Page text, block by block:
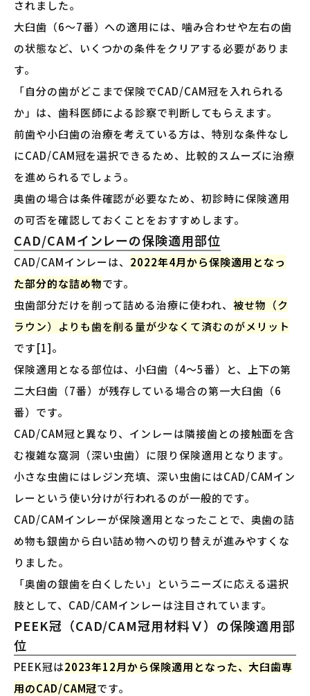
されました。
大臼歯（6〜7番）への適用には、噛み合わせや左右の歯
の状態など、いくつかの条件をクリアする必要がありま
す。
「自分の歯がどこまで保険でCAD/CAM冠を入れられる
か」は、歯科医師による診察で判断してもらえます。
前歯や小臼歯の治療を考えている方は、特別な条件なし
にCAD/CAM冠を選択できるため、比較的スムーズに治療
を進められるでしょう。
奥歯の場合は条件確認が必要なため、初診時に保険適用
の可否を確認しておくことをおすすめします。
CAD/CAMインレーの保険適用部位
CAD/CAMインレーは、 2022年4月から保険適用となっ
た部分的な詰め物です。
虫歯部分だけを削って詰める治療に使われ、 被せ物（ク
ラウン）よりも歯を削る量が少なくて済むのがメリット
です[1]。
保険適用となる部位は、小臼歯（4〜5番）と、上下の第
二大臼歯（7番）が残存している場合の第一大臼歯（6
番）です。
CAD/CAM冠と異なり、インレーは隣接歯との接触面を含
む複雑な窩洞（深い虫歯）に限り保険適用となります。
小さな虫歯にはレジン充填、深い虫歯にはCAD/CAMイン
レーという使い分けが行われるのが一般的です。
CAD/CAMインレーが保険適用となったことで、奥歯の詰
め物も銀歯から白い詰め物への切り替えが進みやすくな
りました。
「奥歯の銀歯を白くしたい」というニーズに応える選択
肢として、CAD/CAMインレーは注目されています。
PEEK冠（CAD/CAM冠用材料Ⅴ）の保険適用部
位
PEEK冠は2023年12月から保険適用となった、大臼歯専
用のCAD/CAM冠です。